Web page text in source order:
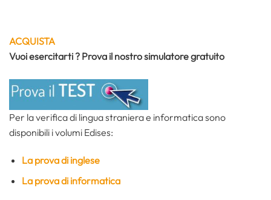
ACQUISTA
Vuoi esercitarti ? Prova il nostro simulatore gratuito
Per la verifica di lingua straniera e informatica sono
disponibili i volumi Edises:
La prova di inglese
La prova di informatica